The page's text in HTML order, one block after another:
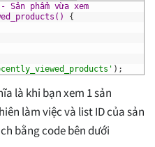
phẩm vừa xem
{
) ;
là khi bạn xem 1 sản
làm việc và list ID của sản
bằng code bên dưới